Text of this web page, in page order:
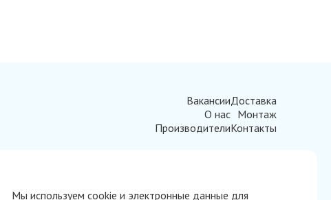
Вакансии
О нас
Производители
Доставка
Монтаж
Контакты
Мы используем cookie и электронные данные для